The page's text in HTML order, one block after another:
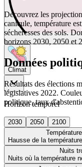
Climat
Horizon temporel
2030 2050
2100
Hausse de la
Nuits
Nuits où la température
Découvrez les
canicule, température
sécheresses des sols.
horizons 2030, 2050 et
Données
Résultats des élections
législatives 2022.
politique, taux